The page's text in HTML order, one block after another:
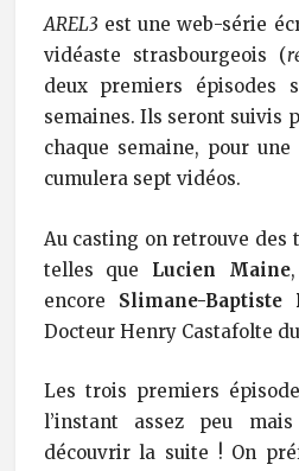
AREL3 est une web-série
vidéaste strasbourgeois (
deux premiers
semaines. Ils seront suivis
chaque semaine, pour
cumulera sept vidéos.
Au casting on retrouve des
telles que Lucien Maine,
encore Slimane-Baptiste
Docteur Henry Castafolte du
Les trois premiers
l’instant assez peu
découvrir la suite ! On